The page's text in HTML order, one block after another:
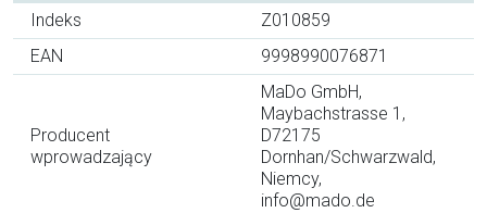
Indeks
Z010859
EAN
9998990076871
Producent
wprowadzający
MaDo GmbH,
Maybachstrasse 1,
D72175
Dornhan/Schwarzwald,
Niemcy,
info@mado.de